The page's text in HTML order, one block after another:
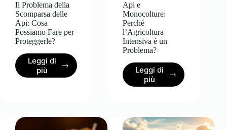
Il Problema della
Scomparsa delle
Api: Cosa
Possiamo Fare per
Proteggerle?
Leggi di
piùIl
Problema
Api:
Api e
Monocolture:
Perché
l’Agricoltura
Intensiva è un
Problema?
Leggi di
piùApi
e
l’Agricoltura
Intensiva